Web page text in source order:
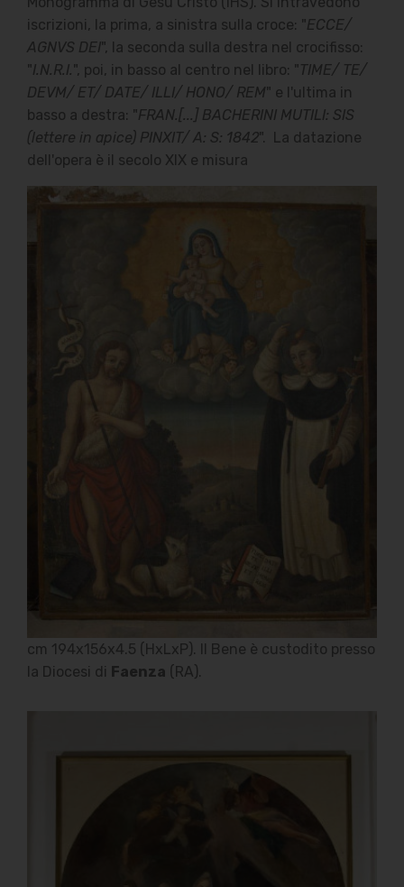
iscrizioni, la prima, a sinistra sulla croce: "ECCE/
AGNVS DEI", la seconda sulla destra nel crocifisso:
"I.N.R.I.", poi, in basso al centro nel libro: "TIME/ TE/
DEVM/ ET/ DATE/ ILLI/ HONO/ REM" e l'ultima in
basso a destra: "FRAN.[...] BACHERINI MUTILI: SIS
(lettere in apice) PINXIT/ A: S: 1842". La datazione
dell'opera è il secolo XIX e misura
cm 194x156x4.5 (HxLxP). Il Bene è custodito presso
la Diocesi di Faenza (RA).
Indirizzo Edicola
Telefono: 071-966352
Collegamenti
Link Utili
© Copyright 2019 Mobirise/Bellagamba Franco -
Tutti i diritti riservati